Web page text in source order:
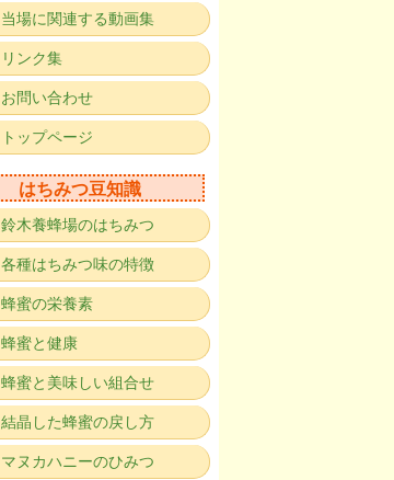
当場に関連する動画集
リンク集
お問い合わせ
トップページ
はちみつ豆知識
鈴木養蜂場のはちみつ
各種はちみつ味の特徴
蜂蜜の栄養素
蜂蜜と健康
蜂蜜と美味しい組合せ
結晶した蜂蜜の戻し方
マヌカハニーのひみつ